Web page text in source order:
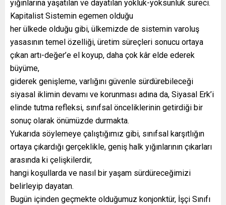
yığınlarına yaşatılan ve dayatılan yokluk-yoksunluk süreci.
Kapitalist Sistemin egemen olduğu
her ülkede olduğu gibi, ülkemizde de sistemin varoluş
yasasının temel özelliği, üretim süreçleri sonucu ortaya
çıkan artı-değer’e el koyup, daha çok kâr elde ederek
büyüme,
giderek genişleme, varlığını güvenle sürdürebileceği
siyasal iklimin devamı ve korunması adına da, Siyasal Erk’i
elinde tutma refleksi, sınıfsal önceliklerinin getirdiği bir
sonuç olarak önümüzde durmakta.
Yukarıda söylemeye çalıştığımız gibi, sınıfsal karşıtlığın
ortaya çıkardığı gerçeklikle, geniş halk yığınlarının çıkarları
arasında ki çelişkilerdir,
hangi koşullarda ve nasıl bir yaşam sürdüreceğimizi
belirleyip dayatan.
Bugün içinden geçmekte olduğumuz konjonktür, İşçi Sınıfı